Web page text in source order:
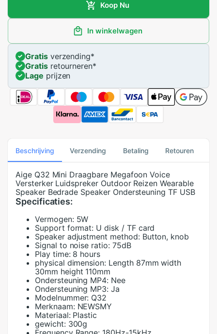
Koop Nu
In winkelwagen
Gratisverzending*
Gratisretourneren*
Lage prijzen
Beschrijving Verzending Betaling Retouren
Aige Q32 Mini Draagbare Megafoon Voice
Versterker Luidspreker Outdoor Reizen Wearable
Speaker Bedrade Speaker Ondersteuning TF USB
Specificaties:
Vermogen: 5W
Support format: U disk / TF card
Speaker adjustment method: Button, knob
Signal to noise ratio: 75dB
Play time: 8 hours
physical dimension: Length 87mm width
30mm height 110mm
Ondersteuning MP4: Nee
Ondersteuning MP3: Ja
Modelnummer: Q32
Merknaam: NEWSMY
Materiaal: Plastic
gewicht: 300g